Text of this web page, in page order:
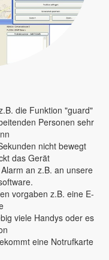
die Funktion "guard"
Personen sehr
nicht bewegt
das Gerät
an z.B. an unsere
vorgaben z.B. eine E-
viele Handys oder es
eine Notrufkarte